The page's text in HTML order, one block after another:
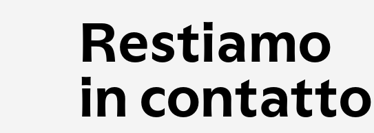
Restiamo
in contatto